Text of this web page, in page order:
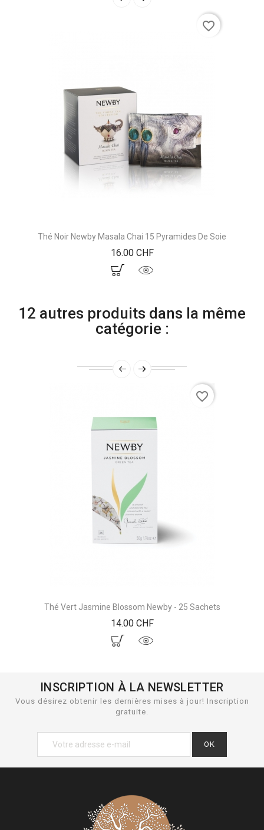
Thé Noir Newby Masala Chai 15 Pyramides De Soie
16.00 CHFPrix
favorite_border
12 autres produits dans la même
catégorie :
Thé Vert Jasmine Blossom Newby - 25 Sachets
14.00 CHFPrix
favorite_border
INSCRIPTION À LA NEWSLETTER
Vous désirez obtenir les dernières mises à jour! Inscription
gratuite.